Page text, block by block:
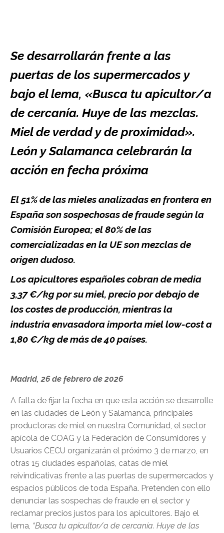
Se desarrollarán frente a las
puertas de los supermercados y
bajo el lema, «Busca tu apicultor/a
de cercanía. Huye de las mezclas.
Miel de verdad y de proximidad».
León y Salamanca celebrarán la
acción en fecha próxima
El 51% de las mieles analizadas en frontera en
España son sospechosas de fraude según la
Comisión Europea; el 80% de las
comercializadas en la UE son mezclas de
origen dudoso.
Los apicultores españoles cobran de media
3,37 €/kg por su miel, precio por debajo de
los costes de producción, mientras la
industria envasadora importa miel low-cost a
1,80 €/kg de más de 40 países.
Madrid, 26 de febrero de 2026
A falta de fijar la fecha en que esta acción se desarrolle
en las ciudades de León y Salamanca, principales
productoras de miel en nuestra Comunidad, el sector
apícola de COAG y la Federación de Consumidores y
Usuarios CECU organizarán el próximo 3 de marzo, en
otras 15 ciudades españolas, catas de miel
reivindicativas frente a las puertas de supermercados y
espacios públicos de toda España. Pretenden con ello
denunciar las sospechas de fraude en el sector y
reclamar precios justos para los apicultores. Bajo el
lema, “Busca tu apicultor/a de cercanía. Huye de las